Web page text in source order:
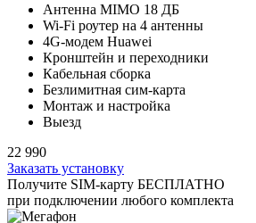
Антенна MIMO 18 ДБ
Wi-Fi роутер на 4 антенны
4G-модем Huawei
Кронштейн и переходники
Кабельная сборка
Безлимитная сим-карта
Монтаж и настройка
Выезд
22 990
Заказать установку
Получите SIM-карту БЕСПЛАТНО
при подключении любого комплекта